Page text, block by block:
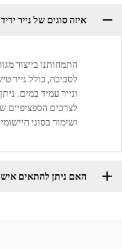
איזה סוגים של נייר
התמחותנו בייצור
לסביבה, כולל נייר
ונייר עמיד במים.
לצרכים הספציפיים
ושימור בסוגי
האם ניתן להתאים